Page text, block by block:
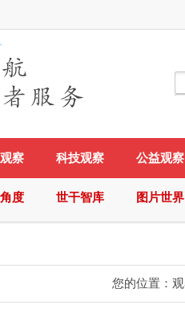
察 科技观察 公益观察
度 世干智库 图片世界
您的位置：